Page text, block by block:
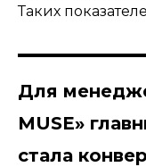
Таких
Для
MUSE»
стала